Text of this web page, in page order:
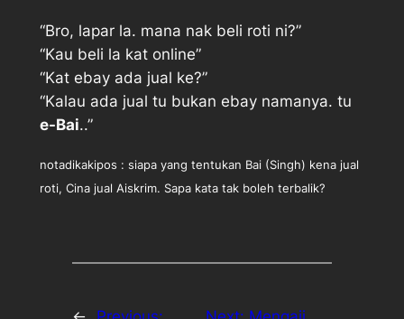
“Bro, lapar la. mana nak beli roti ni?”
“Kau beli la kat online”
“Kat ebay ada jual ke?”
“Kalau ada jual tu bukan ebay namanya. tu
e-Bai..”
notadikakipos : siapa yang tentukan Bai (Singh) kena jual
roti, Cina jual Aiskrim. Sapa kata tak boleh terbalik?